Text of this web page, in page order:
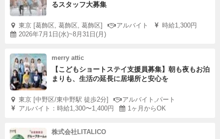
るスタッフ大募集
東京 [葛飾区, 葛飾区, 葛飾区] アルバイト
時給1,300円
2026年7月1日(水)~8月31日(月)
merry attic
【こどもショートステイ支援員募集】朝も夜もお泊
まりも、生活の延長に居場所と安心を
東京 [中野区/東中野駅 徒歩2分]
アルバイト,パート
アルバイト：時給1,300〜1,400円
1ヶ月からOK
株式会社LITALICO